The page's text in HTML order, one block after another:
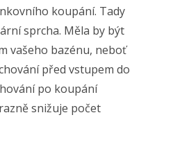
koupání. Tady
sprcha. Měla by být
vašeho bazénu, neboť
před vstupem do
po koupání
snižuje počet